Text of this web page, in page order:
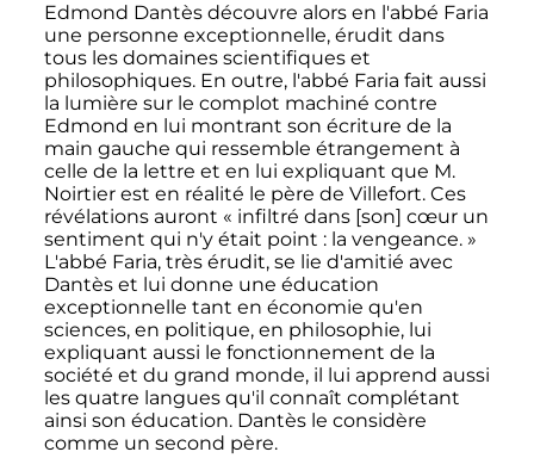
Edmond Dantès découvre alors en l'abbé Faria
une personne exceptionnelle, érudit dans
tous les domaines scientifiques et
philosophiques. En outre, l'abbé Faria fait aussi
la lumière sur le complot machiné contre
Edmond en lui montrant son écriture de la
main gauche qui ressemble étrangement à
celle de la lettre et en lui expliquant que M.
Noirtier est en réalité le père de Villefort. Ces
révélations auront « infiltré dans [son] cœur un
sentiment qui n'y était point : la vengeance. »
L'abbé Faria, très érudit, se lie d'amitié avec
Dantès et lui donne une éducation
exceptionnelle tant en économie qu'en
sciences, en politique, en philosophie, lui
expliquant aussi le fonctionnement de la
société et du grand monde, il lui apprend aussi
les quatre langues qu'il connaît complétant
ainsi son éducation. Dantès le considère
comme un second père.